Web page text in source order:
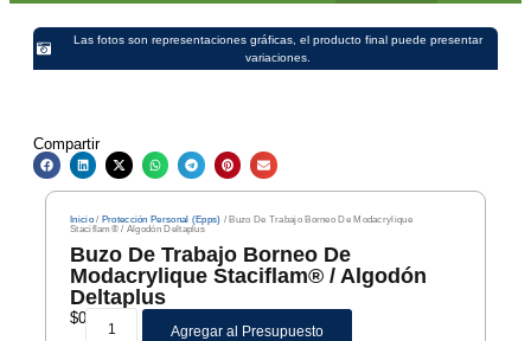
Las fotos son representaciones gráficas, el producto final puede presentar
variaciones.
Compartir
Inicio/ Protección Personal (Epps) / Buzo De Trabajo Borneo De Modacrylique
Staciflam® / Algodón Deltaplus
Buzo De Trabajo Borneo De
Modacrylique Staciflam® / Algodón
Deltaplus
$0
Agregar al Presupuesto